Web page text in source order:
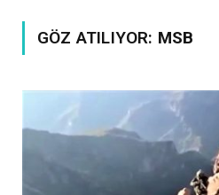
GÖZ ATILIYOR: MSB